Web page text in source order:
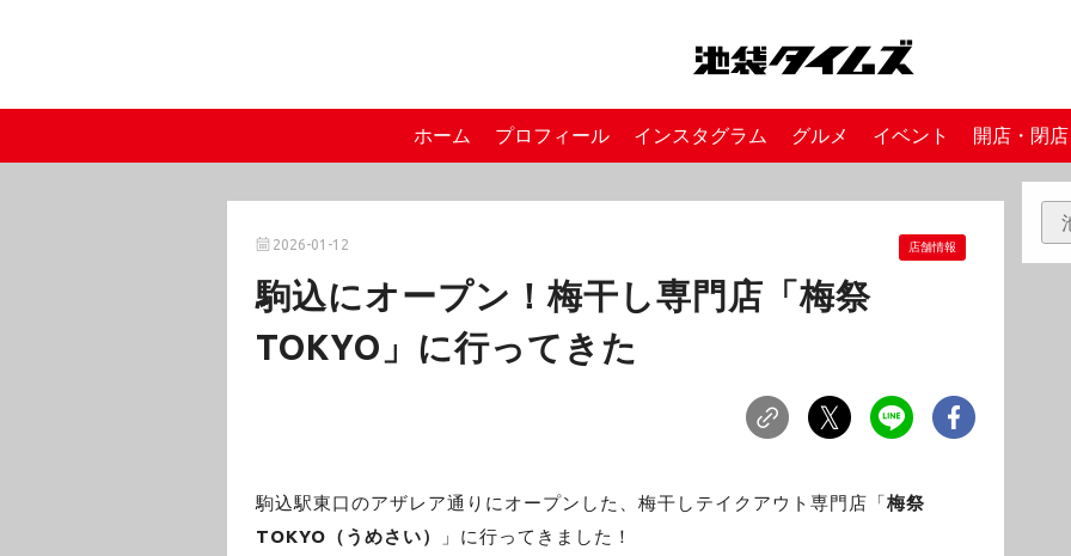
ホーム プロフィール インスタグラム グルメ イベント 開店・閉店
2026-01-12 店舗情報
駒込にオープン！梅干し専門店「梅祭
TOKYO」に行ってきた
駒込駅東口のアザレア通りにオープンした、梅干しテイクアウト専門店「梅祭
TOKYO（うめさい）
」に行ってきました！